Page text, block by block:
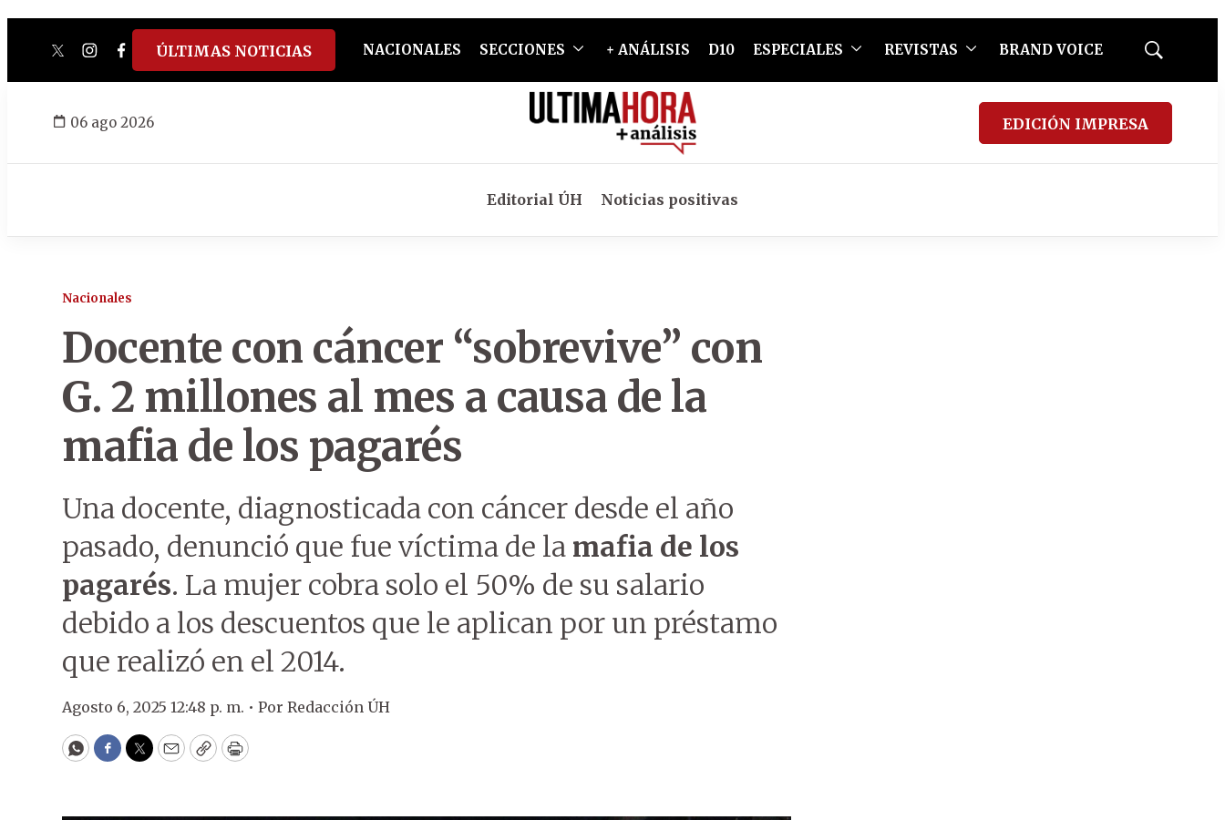
twitterinstagram
facebook
tiktokyoutube
spotify
ÚLTIMAS NOTICIAS NACIONALES SECCIONES + ANÁLISIS D10 ESPECIALES REVISTAS BRAND VOICE
Mostrar
06 ago 2026 EDICIÓN IMPRESA
Editorial ÚH Noticias positivas
Nacionales
Docente con cáncer “sobrevive” con
G. 2 millones al mes a causa de la
mafia de los pagarés
Una docente, diagnosticada con cáncer desde el año
pasado, denunció que fue víctima de la mafia de los
pagarés. La mujer cobra solo el 50% de su salario
debido a los descuentos que le aplican por un préstamo
que realizó en el 2014.
Agosto 6, 2025 12:48 p. m. • Por Redacción ÚH
WhatsApp
Facebook
Twitter
EmailCopyPrint